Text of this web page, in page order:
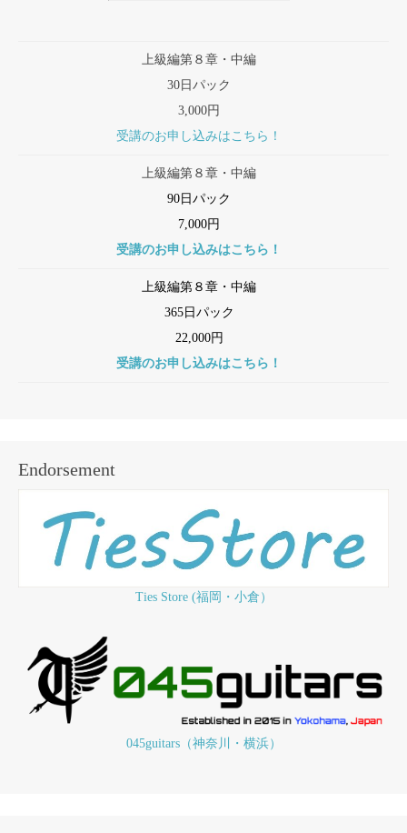
上級編第８章・中編
30日パック
3,000円
受講のお申し込みはこちら！
上級編第８章・中編
90日パック
7,000円
受講のお申し込みはこちら！
上級編第８章・中編
365日パック
22,000円
受講のお申し込みはこちら！
Endorsement
Ties Store (福岡・小倉）
045guitars（神奈川・横浜）